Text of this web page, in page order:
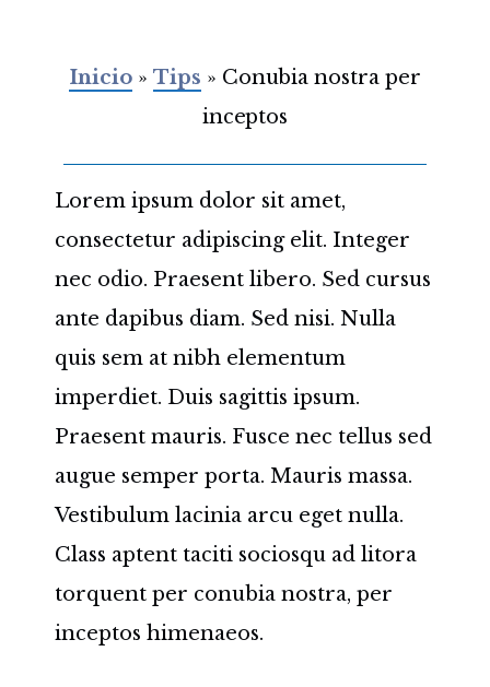
Inicio» Tips » Conubia nostra per
inceptos
Lorem ipsum dolor sit amet,
consectetur adipiscing elit. Integer
nec odio. Praesent libero. Sed cursus
ante dapibus diam. Sed nisi. Nulla
quis sem at nibh elementum
imperdiet. Duis sagittis ipsum.
Praesent mauris. Fusce nec tellus sed
augue semper porta. Mauris massa.
Vestibulum lacinia arcu eget nulla.
Class aptent taciti sociosqu ad litora
torquent per conubia nostra, per
inceptos himenaeos.